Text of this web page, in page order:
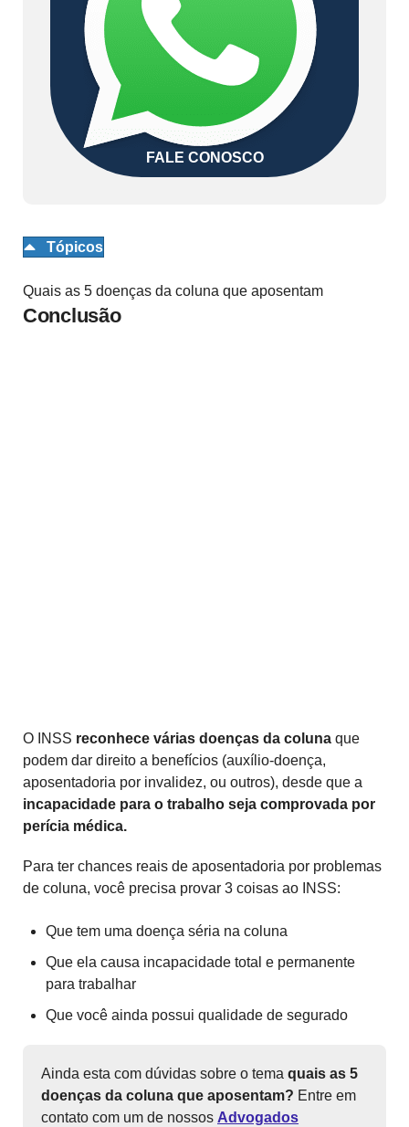
FALE CONOSCO
Tópicos
Quais as 5 doenças da coluna que aposentam
Conclusão
O INSS reconhece várias doenças da coluna que
podem dar direito a benefícios (auxílio-doença,
aposentadoria por invalidez, ou outros), desde que a
incapacidade para o trabalho seja comprovada por
perícia médica.
Para ter chances reais de aposentadoria por problemas
de coluna, você precisa provar 3 coisas ao INSS:
Que tem uma doença séria na coluna
Que ela causa incapacidade total e permanente
para trabalhar
Que você ainda possui qualidade de segurado
Ainda esta com dúvidas sobre o tema quais as 5
doenças da coluna que aposentam? Entre em
contato com um de nossos Advogados